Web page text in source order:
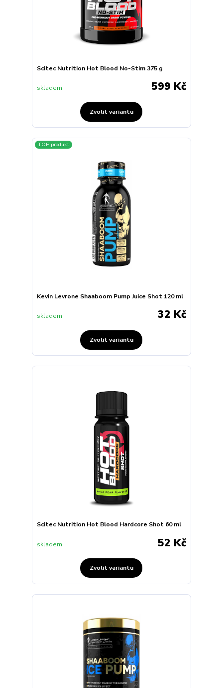
Scitec Nutrition Hot Blood No-Stim 375 g
599 Kč
skladem
Zvolit variantu
TOP produkt
Kevin Levrone Shaaboom Pump Juice Shot 120 ml
32 Kč
skladem
Zvolit variantu
Scitec Nutrition Hot Blood Hardcore Shot 60 ml
52 Kč
skladem
Zvolit variantu